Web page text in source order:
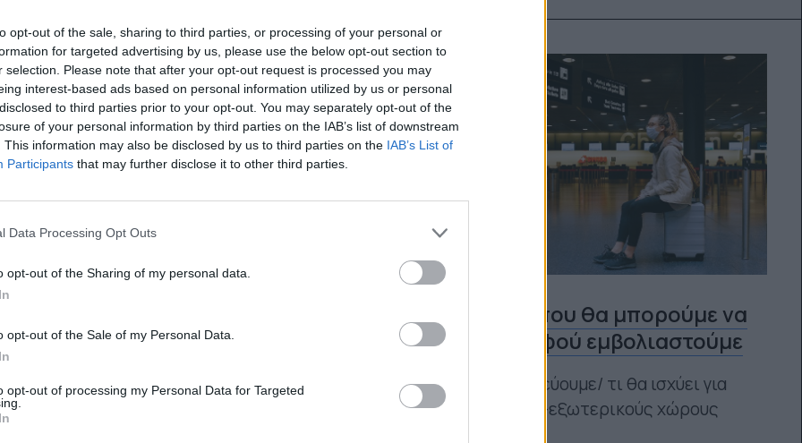
opt-out of the sale, sharing to third parties, or processing of your personal or
for targeted advertising by us, please use the below opt-out section to
selection. Please note that after your opt-out request is processed you may
interest-based ads based on personal information utilized by us or personal
to third parties prior to your opt-out. You may separately opt-out of the
of your personal information by third parties on the IAB’s list of downstream
This information may also be disclosed by us to third parties on the IAB’s List of
Participants that may further disclose it to other third parties.
Data Processing Opt Outs
opt-out of the Sharing of my personal data.
opt-out of the Sale of my Personal Data.
opt-out of processing my Personal Data for Targeted
των εργαζομένων ΚΕΘΕΑ:
νόμου
Όλα αυτά που θα μπορούμε να
κάνουμε αφού εμβολιαστούμε
Πώς θα ταξιδεύουμε/ τι θα ισχύει για
εσωτερικούς-εξωτερικούς χώρους